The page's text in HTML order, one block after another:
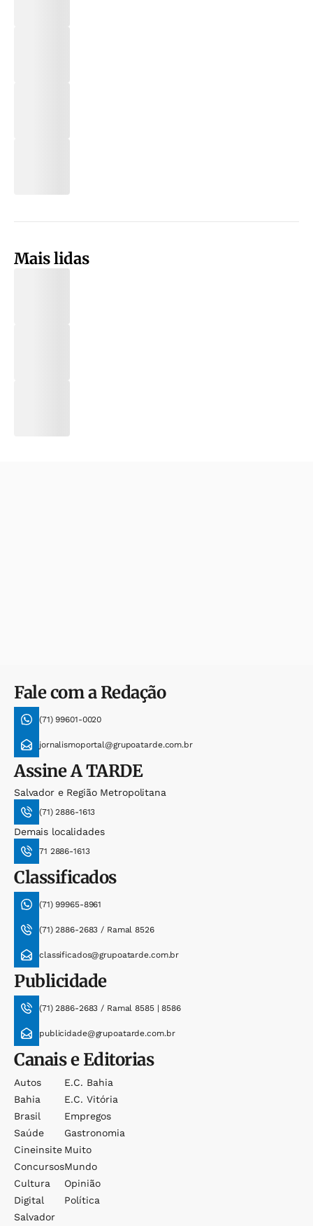
Mais lidas
Fale com a Redação
(71) 99601-0020
jornalismoportal@grupoatarde.com.br
AssineA TARDE
Salvador e Região Metropolitana
(71) 2886-1613
Demais localidades
71 2886-1613
Classificados
(71) 99965-8961
(71) 2886-2683 / Ramal 8526
classificados@grupoatarde.com.br
Publicidade
(71) 2886-2683 / Ramal 8585 | 8586
publicidade@grupoatarde.com.br
Canais e Editorias
Autos
Bahia
Brasil
Saúde
Cineinsite
Concursos
Cultura
Digital
Salvador
E.c. Bahia
E.c. Vitória
Empregos
Gastronomia
Muito
Mundo
Opinião
Política